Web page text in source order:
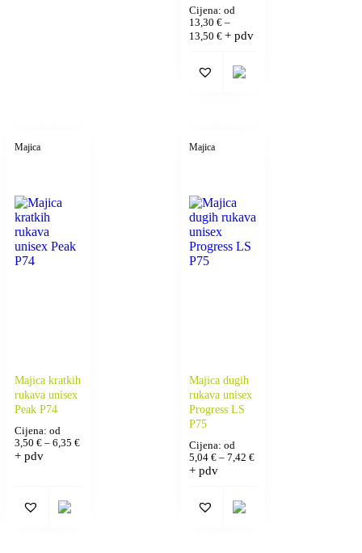
Cijena: od
13,30 € –
13,50 € + pdv
Majica
Majica kratkih
rukava unisex
Peak P74
Cijena: od
3,50 € – 6,35 €
+ pdv
Majica
Majica dugih
rukava unisex
Progress LS
P75
Cijena: od
5,04 € – 7,42 €
+ pdv